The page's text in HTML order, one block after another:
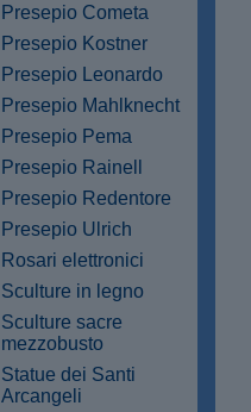
Presepio Cometa
Presepio Kostner
Presepio Leonardo
Presepio Mahlknecht
Presepio Pema
Presepio Rainell
Presepio Redentore
Presepio Ulrich
Rosari elettronici
Sculture in legno
Sculture sacre
mezzobusto
Statue dei Santi
Arcangeli